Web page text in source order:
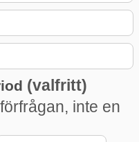
(valfritt)
inte en